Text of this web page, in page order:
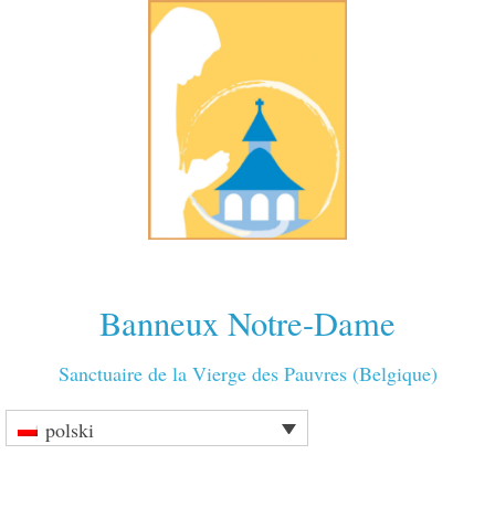
Banneux Notre-Dame
Sanctuaire de la Vierge des Pauvres (Belgique)
polski